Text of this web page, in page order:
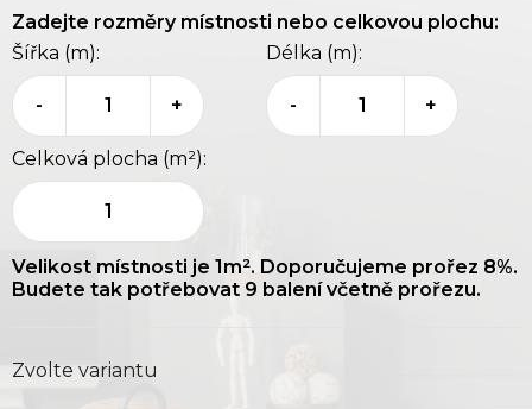
Zadejte rozměry místnosti nebo celkovou plochu:
Šířka (m):
- +
Délka (m):
- +
Celková plocha (m²):
1
Velikost místnosti je 1m². Doporučujeme prořez 8%.
Budete tak potřebovat 9 balení včetně prořezu.
Zvolte variantu